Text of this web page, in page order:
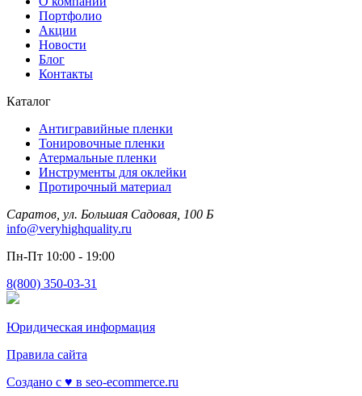
Портфолио
Акции
Новости
Блог
Контакты
Каталог
Антигравийные пленки
Тонировочные пленки
Атермальные пленки
Инструменты для оклейки
Протирочный материал
Саратов, ул. Большая Садовая, 100 Б
info@veryhighquality.ru
Пн-Пт 10:00 - 19:00
8(800) 350-03-31
Юридическая информация
Правила сайта
Создано с ♥️ в seo-ecommerce.ru